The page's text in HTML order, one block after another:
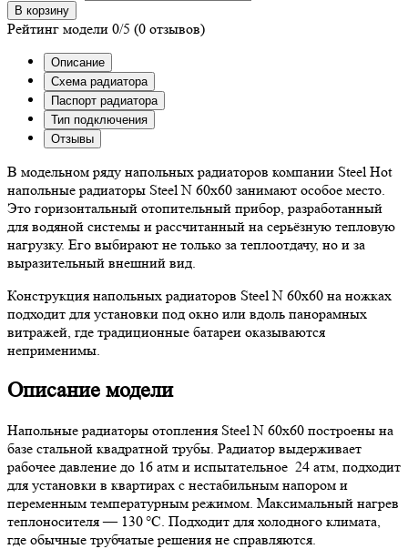
В корзину
Рейтинг модели 0/5 (0 отзывов)
Описание
Схема радиатора
Паспорт радиатора
Тип подключения
Отзывы
В модельном ряду напольных радиаторов компании Steel Hot
напольные радиаторы Steel N 60х60 занимают особое место.
Это горизонтальный отопительный прибор, разработанный
для водяной системы и рассчитанный на серьёзную тепловую
нагрузку. Его выбирают не только за теплоотдачу, но и за
выразительный внешний вид.
Конструкция напольных радиаторов Steel N 60х60 на ножках
подходит для установки под окно или вдоль панорамных
витражей, где традиционные батареи оказываются
неприменимы.
Описание модели
Напольные радиаторы отопления Steel N 60х60 построены на
базе стальной квадратной трубы. Радиатор выдерживает
рабочее давление до 16 атм и испытательное 24 атм, подходит
для установки в квартирах с нестабильным напором и
переменным температурным режимом. Максимальный нагрев
теплоносителя — 130 °C. Подходит для холодного климата,
где обычные трубчатые решения не справляются.